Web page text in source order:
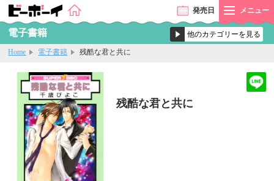
発売日 メニュー
電子書籍
Home 電子書籍 残酷な君と共に
残酷な君と共に